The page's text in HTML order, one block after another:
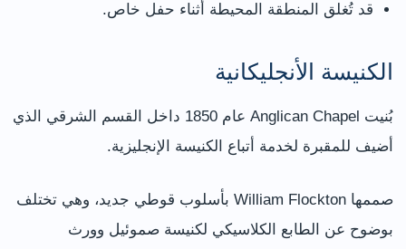
قد تُغلق المنطقة المحيطة أثناء حفل خاص.
الكنيسة الأنجليكانية
بُنيت Anglican Chapel عام 1850 داخل القسم الشرقي الذي
أضيف للمقبرة لخدمة أتباع الكنيسة الإنجليزية.
صممها William Flockton بأسلوب قوطي جديد، وهي تختلف
بوضوح عن الطابع الكلاسيكي لكنيسة صموئيل وورث